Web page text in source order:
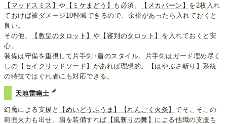
【マッドスミス】や 【ミケまどう】 も必須。 【メカバーン】 を2枚入れ
ておけば被ダメージ10軽減できるので、余裕があったら入れておくと
良い。
その他、
【教皇のタロット】 や 【審判のタロット】 を入れておくと安
心。
装備は守備を重視して片手剣+盾のスタイル。片手剣はガード埋め尽く
しの 【セイクリッドソード】 があれば理想的。 【はやぶさ斬り】 系統
の特技ではぐれ者にも対応できる。
天地雷鳴士
幻魔による支援と 【めいどうふうま】 【れんごく火炎】でそこそこの
範囲火力も出せ、扇を装備すれば 【風斬りの舞】 による他職の支援も